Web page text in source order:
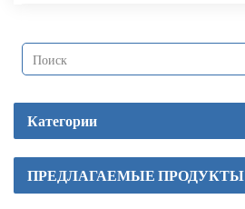
Категории
ПРЕДЛАГАЕМЫЕ ПРОДУКТЫ